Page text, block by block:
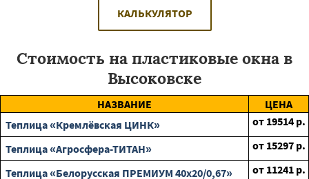
КАЛЬКУЛЯТОР
Стоимость на пластиковые окна в
Высоковске
НАЗВАНИЕ
ЦЕНА
Теплица «Кремлёвская ЦИНК»
от 19514 р.
Теплица «Агросфера-ТИТАН»
от 15297 р.
Теплица «Белорусская ПРЕМИУМ 40х20/0,67»
от 11241 р.